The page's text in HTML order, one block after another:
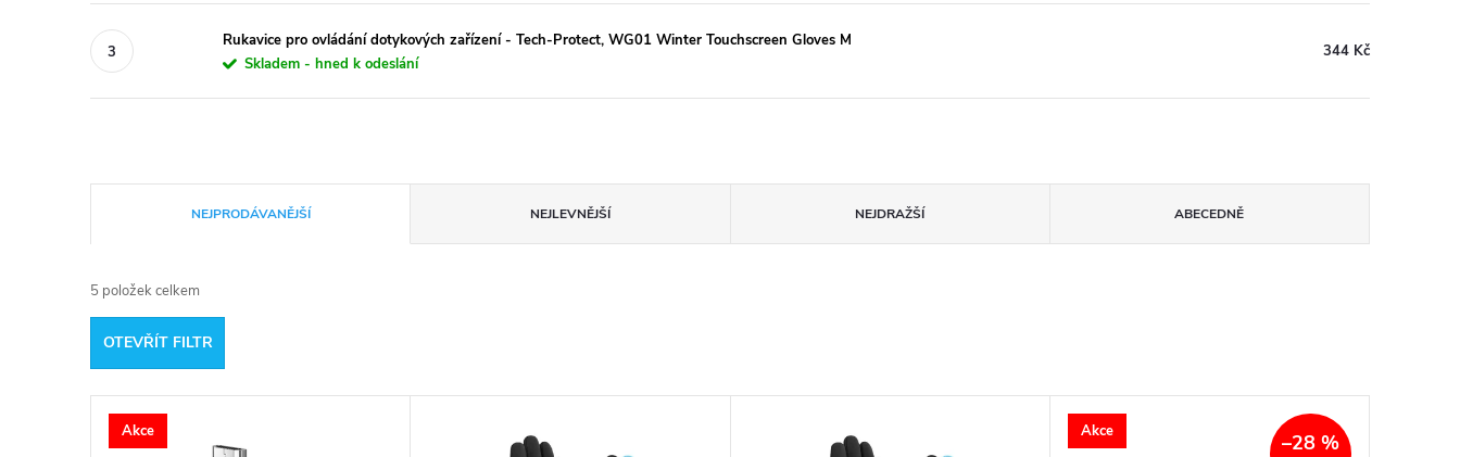
Rukavice pro ovládání dotykových zařízení - Tech-Protect, WG01 Winter Touchscreen Gloves M
Skladem - hned k odeslání
344 Kč
a
z
e
n
NEJPRODÁVANĚJŠÍ NEJLEVNĚJŠÍ NEJDRAŽŠÍ ABECEDNĚ
5 položek celkem
OTEVŘÍT FILTR
VAkce Akce –28 %